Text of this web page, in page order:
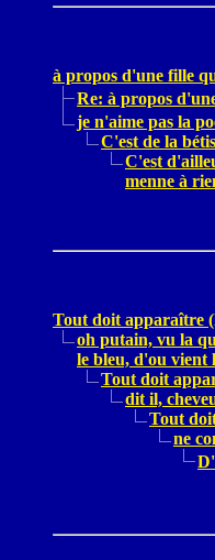
à propos d'une fille
Re: à propos
je n'aime pas la
C'est de la
C'est
menne à
Tout doit apparaître
oh putain, vu la
le bleu, d'ou vient
Tout doit
dit il,
Tout
ne